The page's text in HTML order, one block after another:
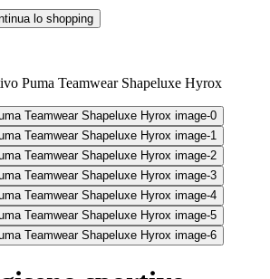
lo shopping
Puma Teamwear Shapeluxe Hyrox